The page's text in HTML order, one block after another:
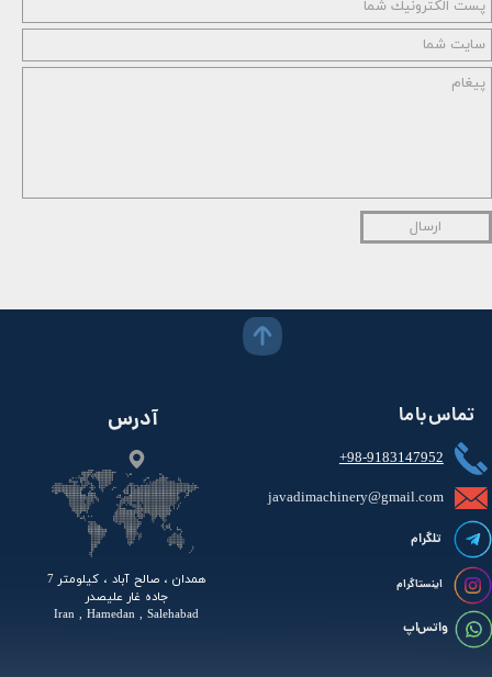
ارسال
+98-9183147952
همدان ، صالح آباد ، کیلومتر 7
جاده غار علیصدر
Iran , Hamedan , Salehabad
آدرس تماس با ما
اینستاگرام
javadimachinery@gmail.com​​​​​​​​
تلگرام
واتس اپ